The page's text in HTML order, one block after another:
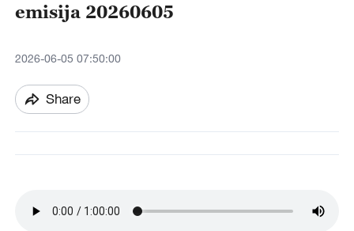
emisija 20260605
2026-06-05 07:50:00
Share